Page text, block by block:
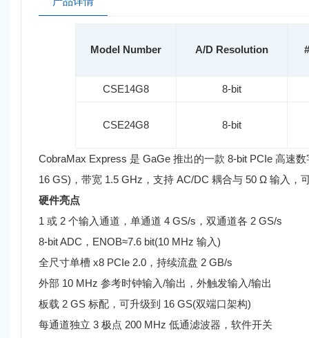
Model Number A/D Resolution
CSE14G8 8-bit
CSE24G8 8-bit
CobraMax Express 是 GaGe 推出的一款 8-bit PCIe 高速
16 GS)，带宽 1.5 GHz，支持 AC/DC 耦合与 50 Ω 输入，
硬件亮点
1 或 2 个输入通道，单通道 4 GS/s，双通道各 2 GS/s
8-bit ADC，ENOB≈7.6 bit(10 MHz 输入)
全尺寸单槽 x8 PCIe 2.0，持续流盘 2 GB/s
外部 10 MHz 参考时钟输入/输出，外触发输入/输出
板载 2 GS 标配，可升级到 16 GS(双端口架构)
每通道独立 3 极点 200 MHz 低通滤波器，软件开关